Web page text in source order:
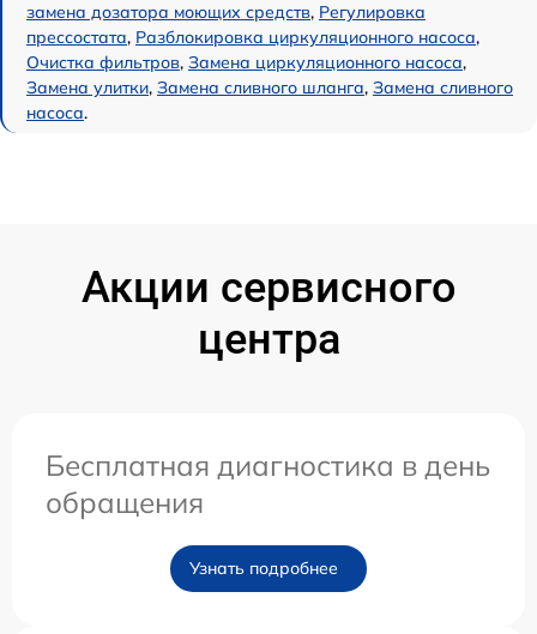
замена дозатора моющих средств, Регулировка
прессостата, Разблокировка циркуляционного насоса,
Очистка фильтров, Замена циркуляционного насоса,
Замена улитки, Замена сливного шланга, Замена сливного
насоса.
Акции сервисного
центра
Бесплатная диагностика в день
обращения
Узнать подробнее